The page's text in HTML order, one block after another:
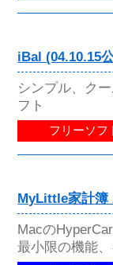
iBal (04.10.15
シンプル、ク
フト
フリーソフ
MyLittle家計簿
Macの
最小限の機能